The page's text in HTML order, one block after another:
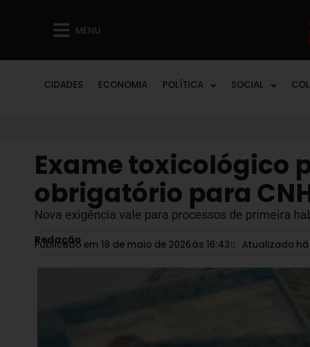
MENU
CIDADES ECONOMIA POLÍTICA SOCIAL
Exame toxicológico
obrigatório para
Nova exigência vale para processos de primeira
Redação
Publicado em 18 de maio de 2026às 16:43 Atualizado